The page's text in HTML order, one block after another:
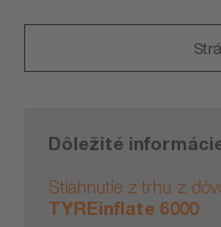
Dôležité
Stiahnutie z trhu z
TYREinflate 6000